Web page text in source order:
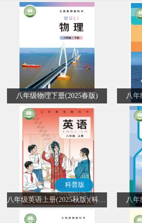
八年级物理下册(2025春版) 八年
科普版
八年